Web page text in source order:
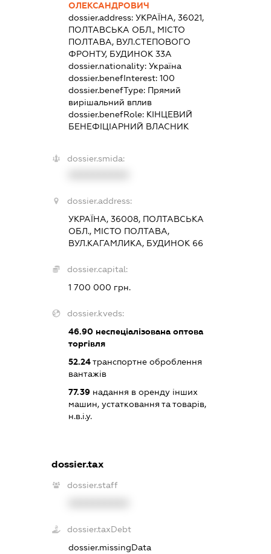
ОЛЕКСАНДРОВИЧ
dossier.address:УКРАЇНА, 36021,
ПОЛТАВСЬКА ОБЛ., МІСТО
ПОЛТАВА, ВУЛ.СТЕПОВОГО
ФРОНТУ, БУДИНОК 33А
dossier.nationality:Україна
dossier.benefInterest:100
dossier.benefType: Прямий
вирішальний вплив
dossier.benefRole: КІНЦЕВИЙ
БЕНЕФІЦІАРНИЙ ВЛАСНИК
dossier.smida:
dossier.address:
УКРАЇНА, 36008, ПОЛТАВСЬКА
ОБЛ., МІСТО ПОЛТАВА,
ВУЛ.КАГАМЛИКА, БУДИНОК 66
dossier.capital:
1 700 000 грн.
dossier.kveds:
46.90 неспеціалізована оптова
торгівля
52.24транспортне оброблення
вантажів
77.39 надання в оренду інших
машин, устатковання та товарів,
н.в.і.у.
dossier.tax
dossier.staff
dossier.taxDebt
dossier.missingData